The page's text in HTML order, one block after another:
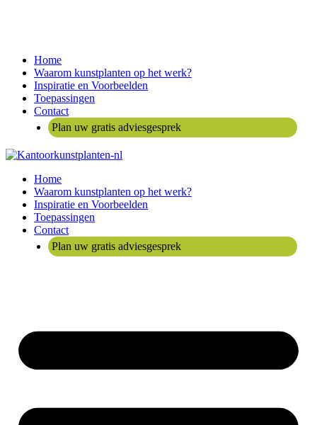
Home
Waarom kunstplanten op het werk?
Inspiratie en Voorbeelden
Toepassingen
Contact
Plan uw gratis adviesgesprek
Home
Waarom kunstplanten op het werk?
Inspiratie en Voorbeelden
Toepassingen
Contact
Plan uw gratis adviesgesprek